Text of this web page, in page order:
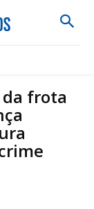
frota